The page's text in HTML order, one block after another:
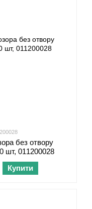
без отвору
шт, 011200028
Купити